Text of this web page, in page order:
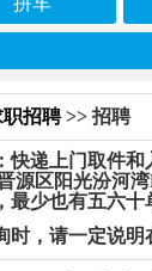
职招聘>> 招聘
快递上门取件和
源区阳光汾河
最少也有五六十
时，请一定说